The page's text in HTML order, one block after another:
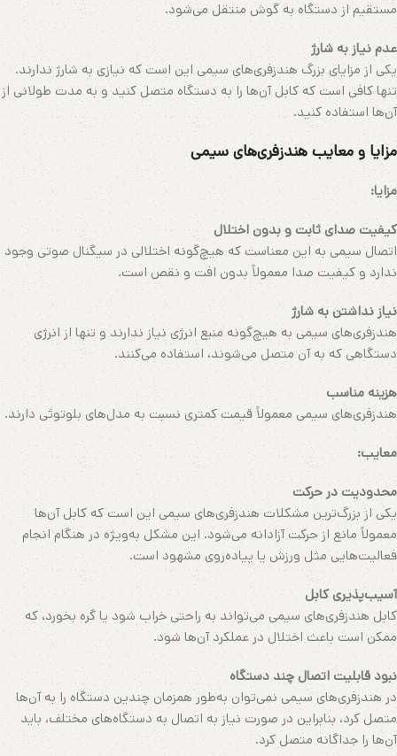
مستقیم از دستگاه به گوش منتقل می‌شود.
عدم نیاز به شارژ
یکی از مزایای بزرگ هندزفری‌های سیمی این است که نیازی به شارژ ندارند.
تنها کافی است که کابل آن‌ها را به دستگاه متصل کنید و به مدت طولانی از
آن‌ها استفاده کنید.
مزایا و معایب هندزفری‌های سیمی
مزایا:
کیفیت صدای ثابت و بدون اختلال
اتصال سیمی به این معناست که هیچ‌گونه اختلالی در سیگنال صوتی وجود
ندارد و کیفیت صدا معمولاً بدون افت و نقص است.
نیاز نداشتن به شارژ
هندزفری‌های سیمی به هیچ‌گونه منبع انرژی نیاز ندارند و تنها از انرژی
دستگاهی که به آن متصل می‌شوند، استفاده می‌کنند.
هزینه مناسب
هندزفری‌های سیمی معمولاً قیمت کمتری نسبت به مدل‌های بلوتوثی دارند.
معایب:
محدودیت در حرکت
یکی از بزرگ‌ترین مشکلات هندزفری‌های سیمی این است که کابل آن‌ها
معمولاً مانع از حرکت آزادانه می‌شود. این مشکل به‌ویژه در هنگام انجام
فعالیت‌هایی مثل ورزش یا پیاده‌روی مشهود است.
آسیب‌پذیری کابل
کابل هندزفری‌های سیمی می‌تواند به راحتی خراب شود یا گره بخورد، که
ممکن است باعث اختلال در عملکرد آن‌ها شود.
نبود قابلیت اتصال چند دستگاه
در هندزفری‌های سیمی نمی‌توان به‌طور همزمان چندین دستگاه را به آن‌ها
متصل کرد، بنابراین در صورت نیاز به اتصال به دستگاه‌های مختلف، باید
آن‌ها را جداگانه متصل کرد.